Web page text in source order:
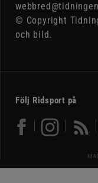
© Copyright
och bild.
Följ Ridsport på